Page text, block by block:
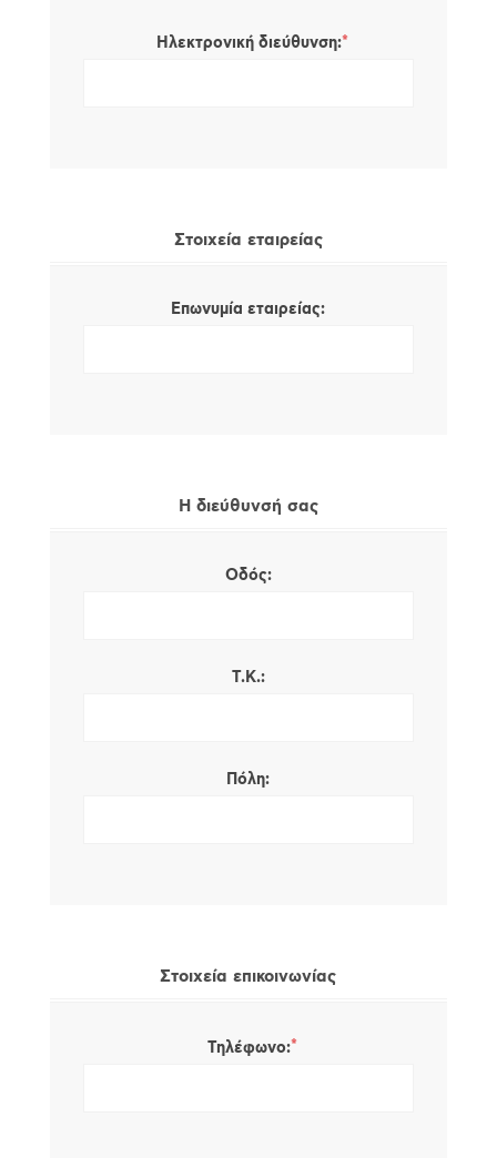
Ηλεκτρονική διεύθυνση:*
Στοιχεία εταιρείας
Επωνυμία εταιρείας:
Η διεύθυνσή σας
Οδός:
Τ.Κ.:
Πόλη:
Στοιχεία επικοινωνίας
Τηλέφωνο:*